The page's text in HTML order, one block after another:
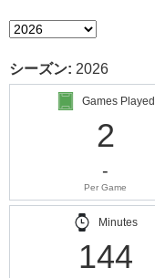
シーズン: 2026
Games Played
2
-
Per Game
Minutes
144